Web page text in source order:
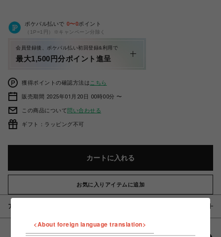
ポケパル払いで 0〜0ポイント
（1P=1円）※キャンペーン分除く
会員登録後、ポケパル払い初回登録&利用で
最大1,500円分ポイント進呈
獲得ポイントの確認方法は こちら
販売期間 2025年01月20日 00時00分 〜
この商品について問い合わせる
ギフト：ラッピング不可
カートに入れる
お気に入りアイテムに追加
アイテム説明 / 素材
<About foreign language translation>